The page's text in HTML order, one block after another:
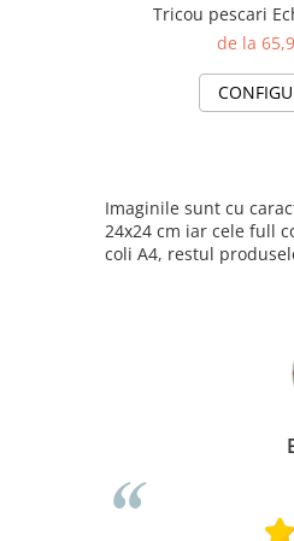
Tricou pescari
de la
Imaginile sunt cu
24x24 cm iar cele full
coli A4, restul